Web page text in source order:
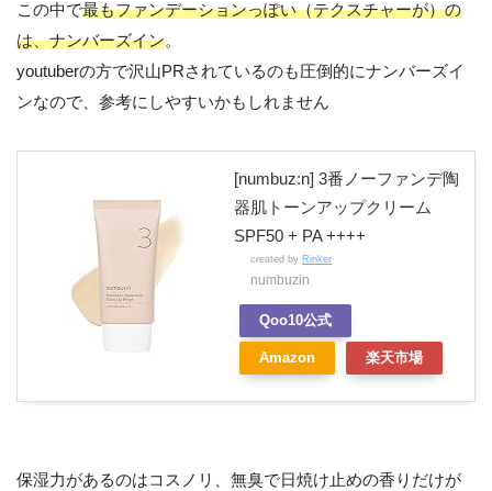
この中で最もファンデーションっぽい（テクスチャーが）の
は、ナンバーズイン。
youtuberの方で沢山PRされているのも圧倒的にナンバーズイ
ンなので、参考にしやすいかもしれません
[numbuz:n] 3番ノーファンデ陶
器肌トーンアップクリーム
SPF50 + PA ++++
created by Rinker
numbuzin
Qoo10公式
Amazon 楽天市場
保湿力があるのはコスノリ、無臭で日焼け止めの香りだけが